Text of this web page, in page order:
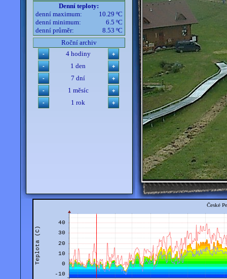
Denní teploty:
denní maximum:
10.29 ºC
denní minimum:
6.5 ºC
denní průměr:
8.53 ºC
Roční archiv
4 hodiny
1 den
7 dní
1 měsíc
1 rok